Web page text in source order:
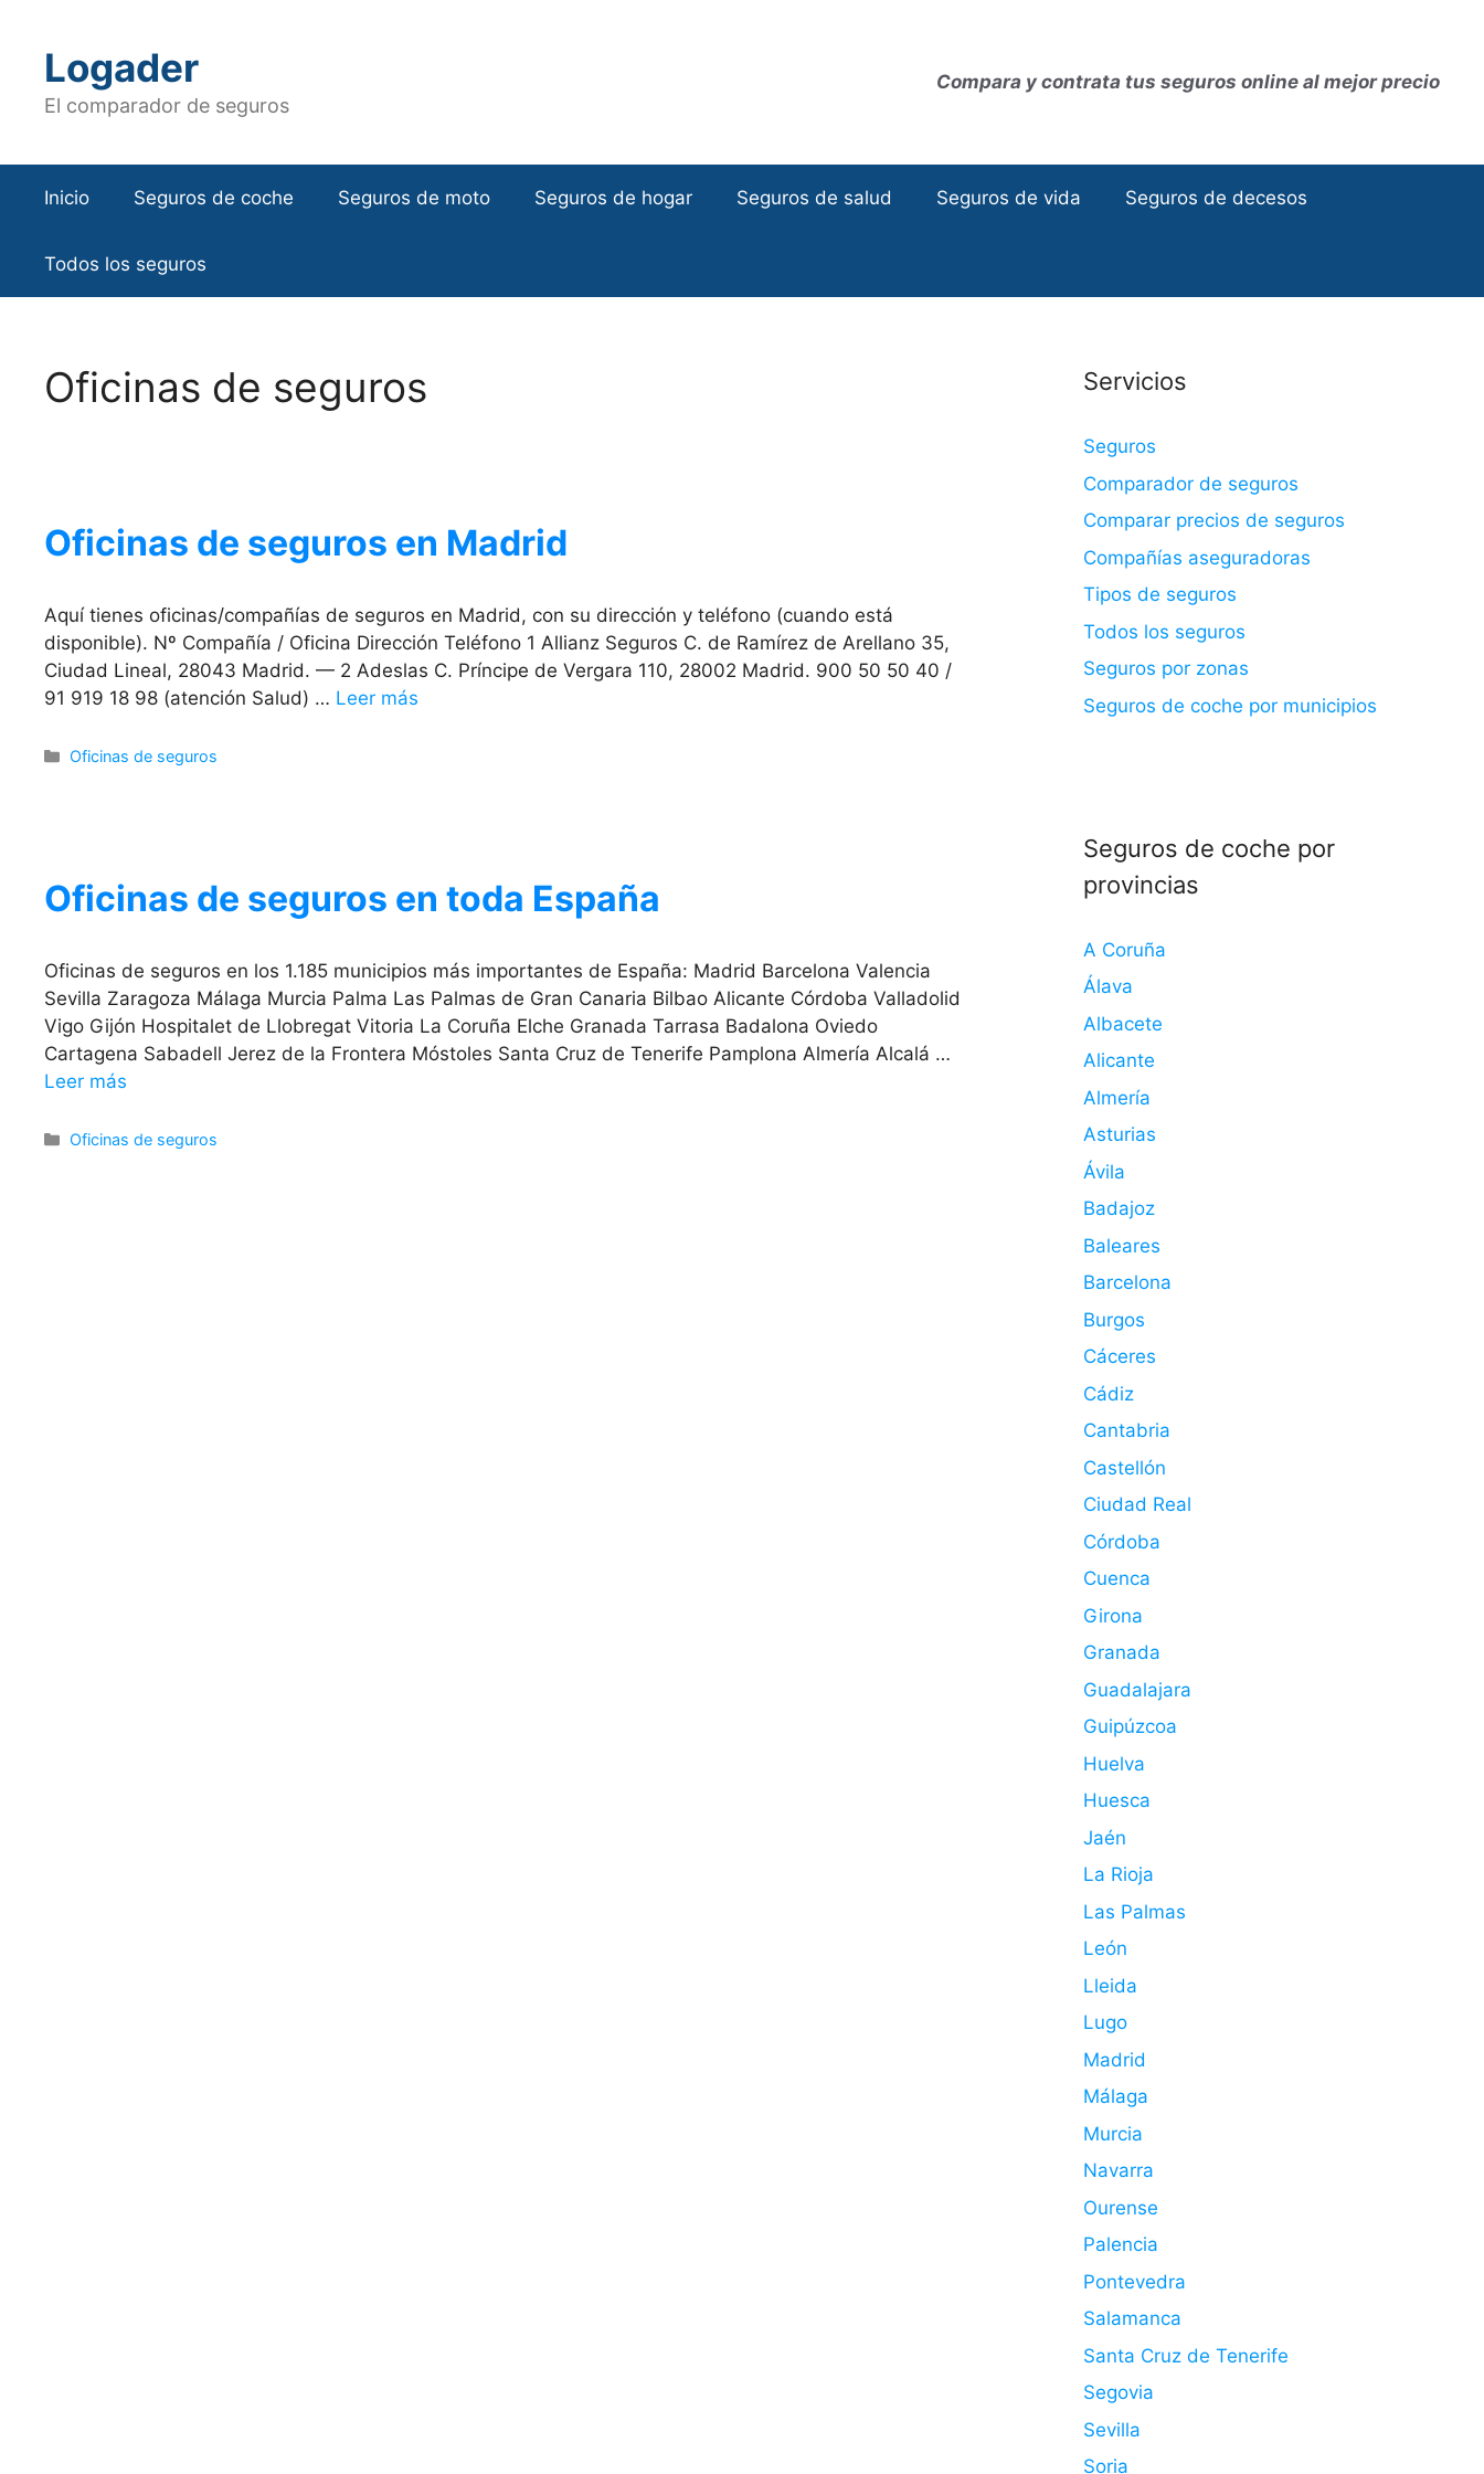
contenidoLogader
El comparador de seguros
Compara y contrata tus seguros online al mejor precio
Inicio Seguros de coche Seguros de moto Seguros de hogar Seguros de salud Seguros de vida Seguros de decesos
Todos los seguros
Oficinas de seguros
Oficinas de seguros en Madrid
Aquí tienes oficinas/compañías de seguros en Madrid, con su dirección y teléfono (cuando está
disponible). Nº Compañía / Oficina Dirección Teléfono 1 Allianz Seguros C. de Ramírez de Arellano 35,
Ciudad Lineal, 28043 Madrid. — 2 Adeslas C. Príncipe de Vergara 110, 28002 Madrid. 900 50 50 40 /
91 919 18 98 (atención Salud) … Leer más
Categorías
Oficinas de seguros
Oficinas de seguros en toda España
Oficinas de seguros en los 1.185 municipios más importantes de España: Madrid Barcelona Valencia
Sevilla Zaragoza Málaga Murcia Palma Las Palmas de Gran Canaria Bilbao Alicante Córdoba Valladolid
Vigo Gijón Hospitalet de Llobregat Vitoria La Coruña Elche Granada Tarrasa Badalona Oviedo
Cartagena Sabadell Jerez de la Frontera Móstoles Santa Cruz de Tenerife Pamplona Almería Alcalá …
Leer más
Categorías
Oficinas de seguros
Servicios
Seguros
Comparador de seguros
Comparar precios de seguros
Compañías aseguradoras
Tipos de seguros
Todos los seguros
Seguros por zonas
Seguros de coche por municipios
Seguros de coche por
provincias
A Coruña
Álava
Albacete
Alicante
Almería
Asturias
Ávila
Badajoz
Baleares
Barcelona
Burgos
Cáceres
Cádiz
Cantabria
Castellón
Ciudad Real
Córdoba
Cuenca
Girona
Granada
Guadalajara
Guipúzcoa
Huelva
Huesca
Jaén
La Rioja
Las Palmas
León
Lleida
Lugo
Madrid
Málaga
Murcia
Navarra
Ourense
Palencia
Pontevedra
Salamanca
Santa Cruz de Tenerife
Segovia
Sevilla
Soria